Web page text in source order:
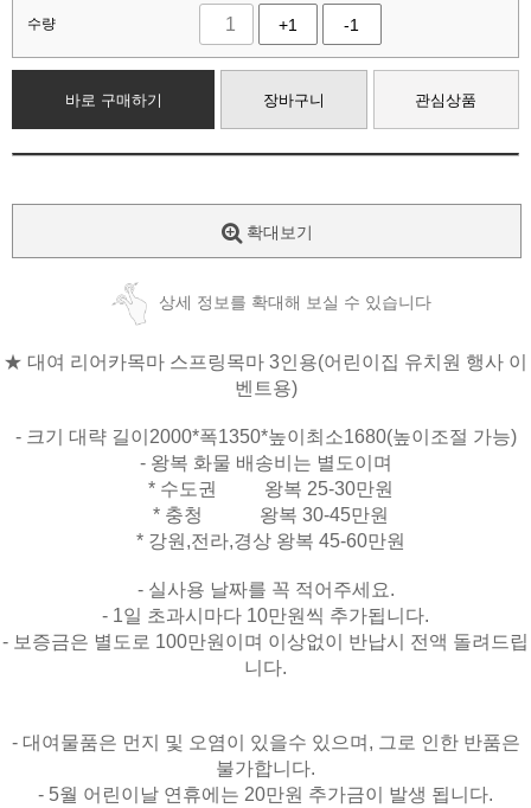
수량 +1 -1
바로 구매하기 장바구니 관심상품
확대보기
상세 정보를 확대해 보실 수 있습니다
★ 대여 리어카목마 스프링목마 3인용(어린이집 유치원 행사 이
벤트용)
- 크기 대략 길이2000*폭1350*높이최소1680(높이조절 가능)
- 왕복 화물 배송비는 별도이며
* 수도권 왕복 25-30만원
* 충청 왕복 30-45만원
* 강원,전라,경상 왕복 45-60만원
- 실사용 날짜를 꼭 적어주세요.
- 1일 초과시마다 10만원씩 추가됩니다.
- 보증금은 별도로 100만원이며 이상없이 반납시 전액 돌려드립
니다.
- 대여물품은 먼지 및 오염이 있을수 있으며, 그로 인한 반품은
불가합니다.
- 5월 어린이날 연휴에는 20만원 추가금이 발생 됩니다.